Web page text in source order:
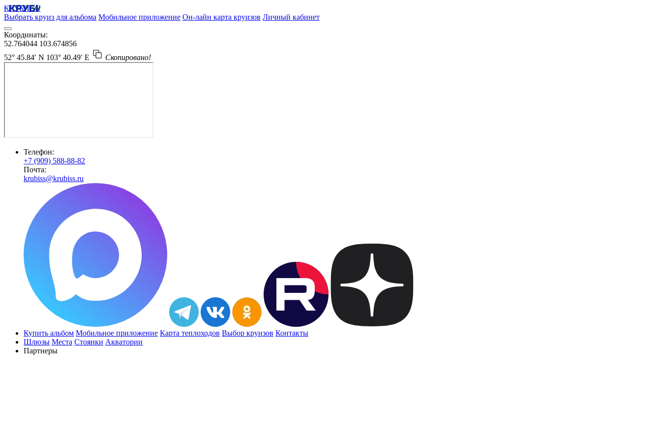
КРУБИСС
Выбрать круиз для альбома Мобильное приложение Он-лайн карта круизов Личный кабинет
Координаты:
52.764044 103.674856
52° 45.84′ N 103° 40.49′ E Скопировано!
Телефон:
+7 (909) 588-88-82
Почта:
krubiss@krubiss.ru
Купить альбом Мобильное приложение Карта теплоходов Выбор круизов Контакты
Шлюзы Места Стоянки Акватории
Партнеры